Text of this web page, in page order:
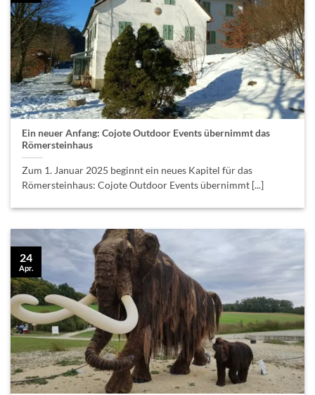
Ein neuer Anfang: Cojote Outdoor Events übernimmt das
Römersteinhaus
Zum 1. Januar 2025 beginnt ein neues Kapitel für das
Römersteinhaus: Cojote Outdoor Events übernimmt [...]
24
Apr.